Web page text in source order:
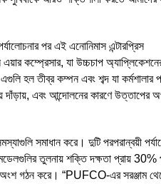
পর এই এনোনিমাস এন্টারপ্রিস
কম্প্রেসার, যা উচ্চচাপ
হল তীব্র কম্পন এবং শব্দ যা কর্মশালার
দাঁড়ায়, এবং আন্দোলনের কারণে উত্তাপের
সমাধান করে। দুটি পরপরান্বয়ী
তুলনায় শক্তি দক্ষতা প্রায় 30%
অংশ গঠন করে। “PUFCO-এর সরঞ্জাম